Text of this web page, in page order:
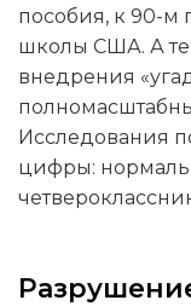
пособия, к 90-м
школы США. А
внедрения
Исследования
цифры: